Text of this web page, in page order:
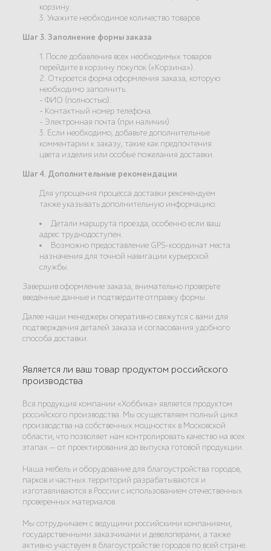
корзину.
3. Укажите необходимое количество товаров.
Шаг 3. Заполнение формы заказа
1. После добавления всех необходимых товаров
перейдите в корзину покупок («Корзина»).
2. Откроется форма оформления заказа, которую
необходимо заполнить:
- ФИО (полностью).
- Контактный номер телефона.
- Электронная почта (при наличии).
3. Если необходимо, добавьте дополнительные
комментарии к заказу, такие как предпочтения
цвета изделия или особые пожелания доставки.
Шаг 4. Дополнительные рекомендации
Для упрощения процесса доставки рекомендуем
также указывать дополнительную информацию:
Детали маршрута проезда, особенно если ваш
адрес труднодоступен.
Возможно предоставление GPS-координат места
назначения для точной навигации курьерской
службы.
Завершив оформление заказа, внимательно проверьте
введённые данные и подтвердите отправку формы.
Далее наши менеджеры оперативно свяжутся с вами для
подтверждения деталей заказа и согласования удобного
способа доставки.
Является ли ваш товар продуктом российского
производства
Вся продукция компании «Хоббика» является продуктом
российского производства. Мы осуществляем полный цикл
производства на собственных мощностях в Московской
области, что позволяет нам контролировать качество на всех
этапах — от проектирования до выпуска готовой продукции.
Наша мебель и оборудование для благоустройства городов,
парков и частных территорий разрабатываются и
изготавливаются в России с использованием отечественных
проверенных материалов.
Мы сотрудничаем с ведущими российскими компаниями,
государственными заказчиками и девелоперами, а также
активно участвуем в благоустройстве городов по всей стране.